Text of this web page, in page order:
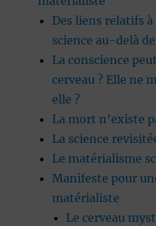
Des liens relatifs
science au-delà
La conscience
cerveau ? Elle ne
elle ?
La mort n’existe
La science
Le matérialisme
Manifeste pour
matérialiste
Le cerveau